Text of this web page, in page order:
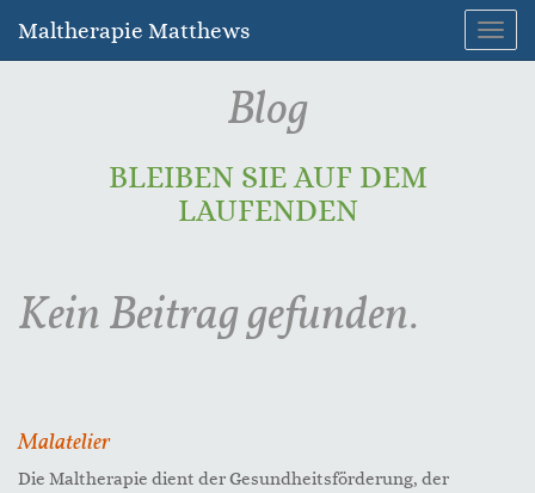
Maltherapie Matthews
Blog
BLEIBEN SIE AUF DEM
LAUFENDEN
Kein Beitrag gefunden.
Malatelier
Die Maltherapie dient der Gesundheitsförderung, der